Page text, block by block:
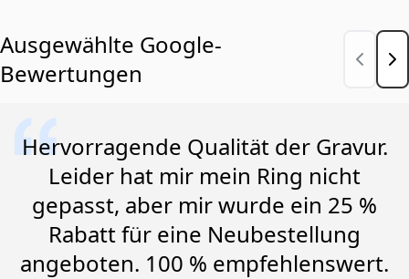
Ausgewählte Google-
Bewertungen
Hervorragende Qualität der Gravur.
Leider hat mir mein Ring nicht
gepasst, aber mir wurde ein 25 %
Rabatt für eine Neubestellung
angeboten. 100 % empfehlenswert.